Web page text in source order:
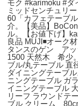
モク #karimoku #ダ
ミッドセンチュリ
60「カフェテーブ
介。【美品】
ル。【お値下げ】
良品 MUJI◾️オーク
タンスのゲン ア
1500 天然木 希少
ブル/丸テーブル 直
ダイニングテーブ
ニングテーブル ガ
イニングテーブル
リーフ ラウンドテ
ブル クリーム